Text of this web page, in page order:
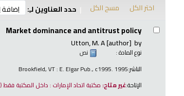
اختر الكل مسح الكل حدد العناوين لـِ:
نتائج Market dominance and antitrust policy
by
Utton, M. A[author]
نوع المادة :
نص
الناشر:Brookfield, VT : E. Elgar Pub., c1995. 1995
الإتاحة:غير متاح: مكتبة اتحاد الإمارات : داخل المكتبة فقط(1).